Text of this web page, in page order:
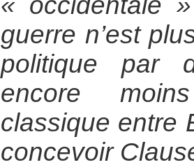
guerre n’est
politique par
encore
classique entre
concevoir